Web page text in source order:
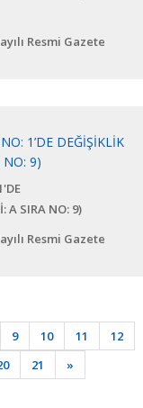
Resmi Gazete
1’DE DEĞİŞİKLİK
NO: 9)
A SIRA NO: 9)
Resmi Gazete
9 10 11
12
21 »